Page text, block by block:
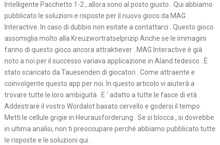
Intelligente Pacchetto 1-2 , allora sono al posto giusto . Qui abbiamo
pubblicato le soluzioni e risposte per il nuovo gioco da MAG
Interactive. In caso di dubbio non esitate a contattarci . Questo gioco
assomiglia molto alla Kreuzwortratselprizip Anche se le immagini
fanno di questo gioco ancora attraktiever . MAG Interactive è già
noto a noi per il successo variava applicazione in Aland tedesco . È
stato scaricato da Tauesenden di giocatori . Come attraente e
coinvolgente questo app per noi. In questo articolo vi aiuterà a
trovare tutte le loro ambiguità . E ‘ adatto a tutte le fasce di età .
Addestrare il vostro Wordalot basato cervello e godersi il tempo .
Metti le cellule grigie in Heurausforderung . Se si blocca , si dovrebbe
in ultima analisi, non ti preoccupare perché abbiamo pubblicato tutte
le risposte e le soluzioni qui .